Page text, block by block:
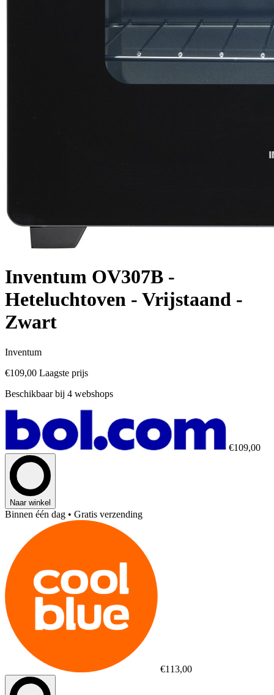
Inventum OV307B -
Heteluchtoven - Vrijstaand -
Zwart
Inventum
€109,00 Laagste prijs
Beschikbaar bij 4 webshops
€109,00
Naar winkel
Binnen één dag • Gratis verzending
€113,00